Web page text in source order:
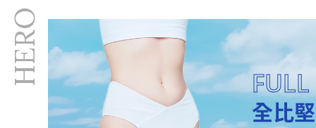
毛囊角質化
腋下美白療程
脫毛學生
脫毛優惠
脫毛方法
Candela Gentlelase Pro
全身脫毛
醫美
全比